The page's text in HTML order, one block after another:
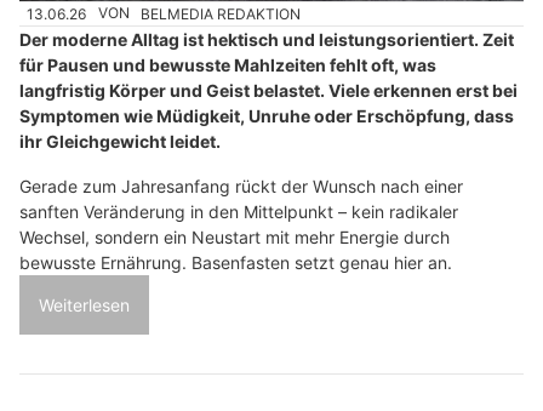
13.06.26 VON BELMEDIA REDAKTION
Der moderne Alltag ist hektisch und leistungsorientiert. Zeit
für Pausen und bewusste Mahlzeiten fehlt oft, was
langfristig Körper und Geist belastet. Viele erkennen erst bei
Symptomen wie Müdigkeit, Unruhe oder Erschöpfung, dass
ihr Gleichgewicht leidet.
Gerade zum Jahresanfang rückt der Wunsch nach einer
sanften Veränderung in den Mittelpunkt – kein radikaler
Wechsel, sondern ein Neustart mit mehr Energie durch
bewusste Ernährung. Basenfasten setzt genau hier an.
Weiterlesen